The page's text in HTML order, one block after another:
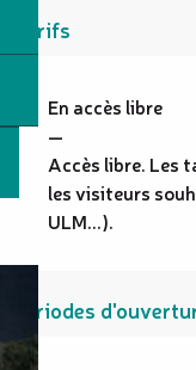
Tarifs
En accès libre
—
Accès libre. Les
les visiteurs
ULM...).
Périodes